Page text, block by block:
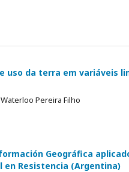
da terra em variáveis
Pereira Filho
Geográfica
en Resistencia (Argentina)